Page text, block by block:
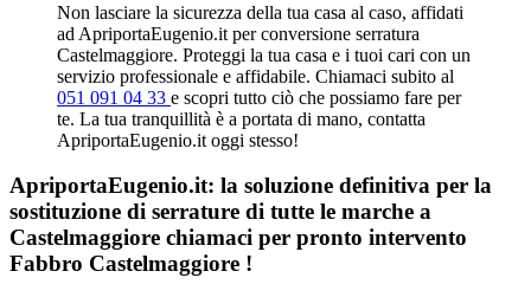
Non lasciare la sicurezza della tua casa al caso, affidati
ad ApriportaEugenio.it per conversione serratura
Castelmaggiore. Proteggi la tua casa e i tuoi cari con un
servizio professionale e affidabile. Chiamaci subito al
051 091 04 33 e scopri tutto ciò che possiamo fare per
te. La tua tranquillità è a portata di mano, contatta
ApriportaEugenio.it oggi stesso!
ApriportaEugenio.it: la soluzione definitiva per la
sostituzione di serrature di tutte le marche a
Castelmaggiore chiamaci per pronto intervento
Fabbro Castelmaggiore !